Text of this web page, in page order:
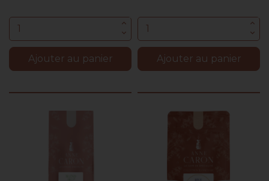
Ajouter au panier Ajouter au panier